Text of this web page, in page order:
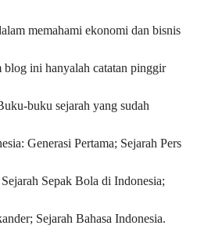
memahami ekonomi dan bisnis
ini hanyalah catatan pinggir
buku sejarah yang sudah
Generasi Pertama; Sejarah Pers
Sepak Bola di Indonesia;
Sejarah Bahasa Indonesia.